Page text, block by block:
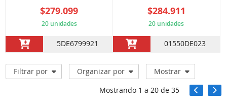
$279.099
20 unidades
5DE6799921
$284.911
20 unidades
01550DE023
Filtrar por Organizar por
Mostrar
Mostrando 1 a 20de 35